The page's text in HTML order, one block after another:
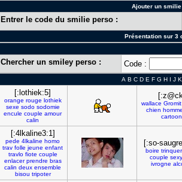
Ajouter un
Entrer le code du smilie perso :
Présentation sur 3
Chercher un smiley perso : Code :
A B C D E F G H I J K
[:lothiek:5]
orange rouge lothiek
sexe sodo sodomie
encule couple amour
calin
wallace Gromit
chien
cartoon
[:4lkaline3:1]
pede 4lkaline homo
trav folle jeune enfant
travlo fiote couple
enlacer prendre bras
calin deux ensemble
bisou tripoter
[:so-
boire trinquer
couple sexy
ivrogne